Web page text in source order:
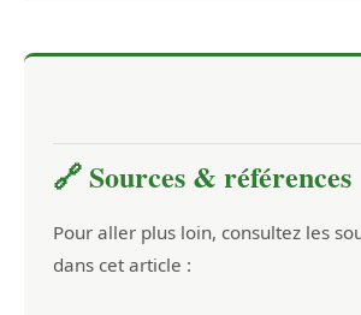
🔗 Sources & références
Pour aller plus loin, consultez les
dans cet article :